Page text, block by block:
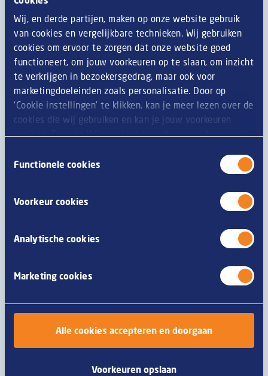
Wij, en derde partijen, maken op onze website gebruik
van cookies en vergelijkbare technieken. Wij gebruiken
cookies om ervoor te zorgen dat onze website goed
functioneert, om jouw voorkeuren op te slaan, om inzicht
te verkrijgen in bezoekersgedrag, maar ook voor
marketingdoeleinden zoals personalisatie. Door op
‘Cookie instellingen’ te klikken, kan je meer lezen over de
cookies die wij gebruiken en kan je jouw voorkeuren
opslaan. Door op ‘Alle cookies accepteren en doorgaan’
cookies zoals omschreven in onze
Functionele cookies
Voorkeur cookies
Analytische cookies
Marketing cookies
Alle cookies accepteren en doorgaan
Voorkeuren opslaan
onze productinformatie zo accuraat mogelijk is. Echter,
omdat producten regelmatig worden verbeterd, kan
productinformatie zoals ingrediënten,
voedingswaarden, dieet of allergie-informatie geregeld
veranderen. We raden u daarom aan om altijd eerst de
verpakking te lezen alvorens u het product nuttigt. Zijn
er vragen of opmerkingen, neem dan contact op met
onze consumentenservice.
Allergenen
M
rogge Z
gerst Z
haver Z